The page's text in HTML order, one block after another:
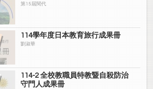
第15屆閱代
114學年度日本教育旅行成果冊
劉淑華
114-2 全校教職員特教暨自殺防治
守門人成果冊